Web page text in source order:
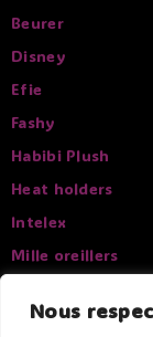
Nous
Beurer
Disney
Efie
Fashy
Habibi Plush
Heat holders
Intelex
Mille oreillers
Sissel